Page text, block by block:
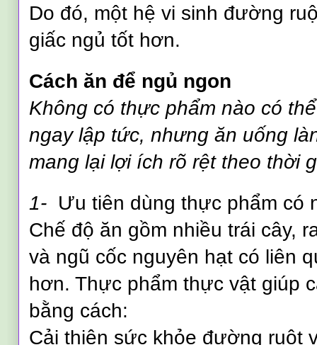
Do đó, một hệ vi sinh đường
giấc ngủ tốt hơn.
Cách ăn để ngủ ngon
Không có thực phẩm nào có
ngay lập tức, nhưngăn uống
mang lại lợi ích rõ rệt theo thời
1- Ưu tiên dùng thực phẩm có
Chế độ ăn gồm nhiều trái cây,
và ngũ cốc nguyên hạt có liên
hơn. Thực phẩm thực vật giúp
bằng cách:
Cải thiện sức khỏe đường ruột